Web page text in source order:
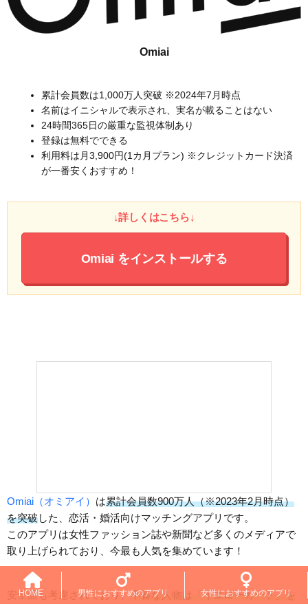
HOME 男性におすすめのアプリ 女性におすすめのアプリ
Omiai
累計会員数は1,000万人突破 ※2024年7月時点
名前はイニシャルで表示され、実名が載ることはない
24時間365日の厳重な監視体制あり
登録は無料でできる
利用料は月3,900円(1カ月プラン) ※クレジットカード決済
が一番安くおすすめ！
↓詳しくはこちら↓
Omiai をインストールする
Omiai（オミアイ） は累計会員数900万人（※2023年2月時点）
を突破した、恋活・婚活向けマッチングアプリです。
このアプリは女性ファッション誌や新聞など多くのメディアで
取り上げられており、今最も人気を集めています！
安全面も考慮されており、不審な人物は「イエローカード」を